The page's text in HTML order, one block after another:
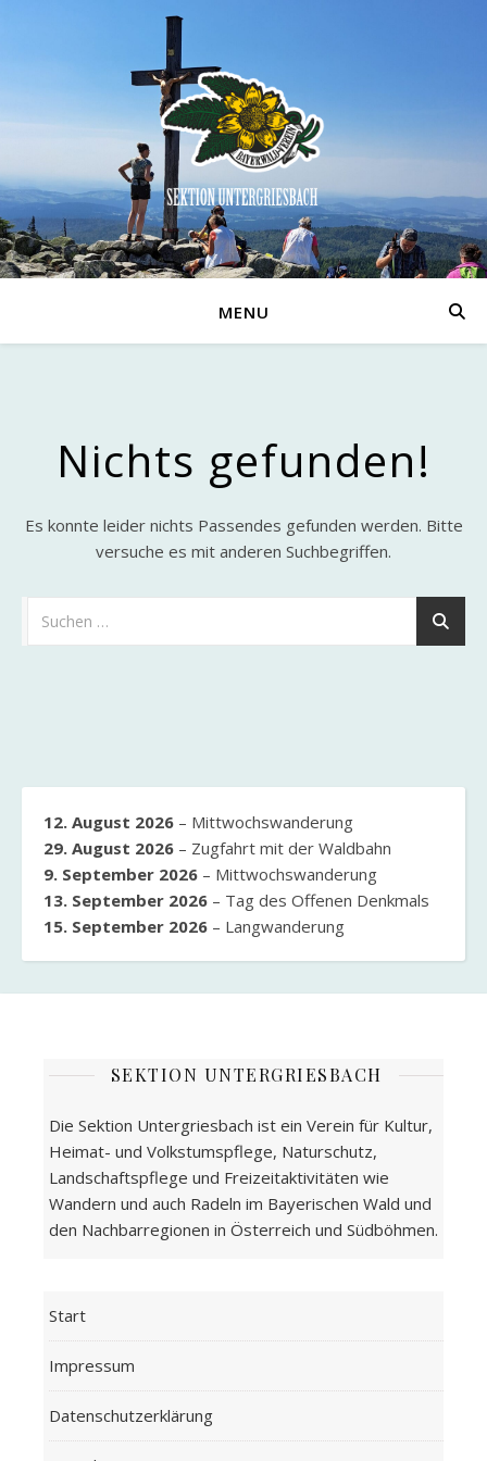
MENU
Nichts gefunden!
Es konnte leider nichts Passendes gefunden werden. Bitte
versuche es mit anderen Suchbegriffen.
12. August 2026 – Mittwochswanderung
29. August 2026 – Zugfahrt mit der Waldbahn
9. September 2026 – Mittwochswanderung
13. September 2026 – Tag des Offenen Denkmals
15. September 2026 – Langwanderung
SEKTION UNTERGRIESBACH
Die Sektion Untergriesbach ist ein Verein für Kultur,
Heimat- und Volkstumspflege, Naturschutz,
Landschaftspflege und Freizeitaktivitäten wie
Wandern und auch Radeln im Bayerischen Wald und
den Nachbarregionen in Österreich und Südböhmen.
Start
Impressum
Datenschutzerklärung